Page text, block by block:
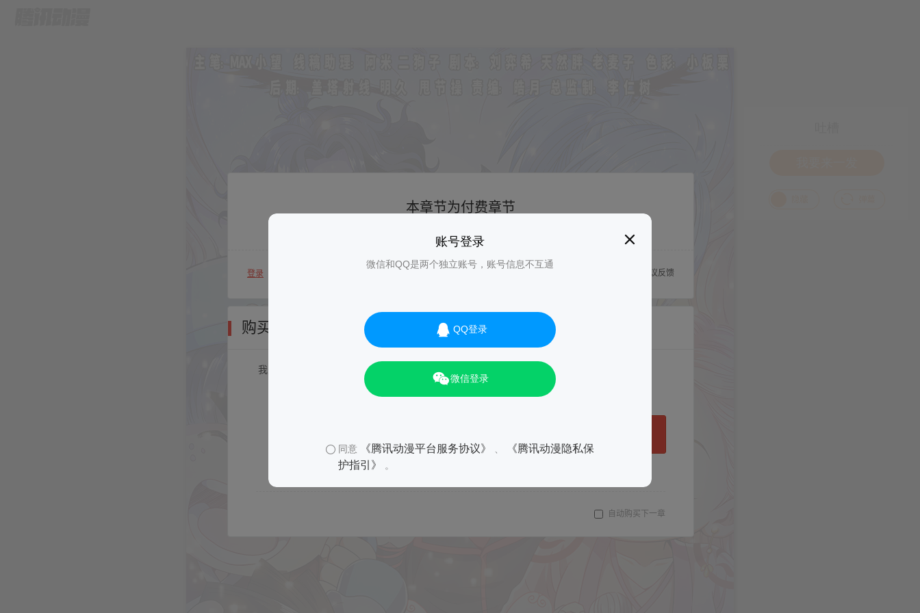
账号登录
微信和QQ是两个独立账号，账号信息不互通
QQ登录
微信登录
同意 《腾讯动漫平台服务协议》
《腾讯动漫隐私保
护指引》
。